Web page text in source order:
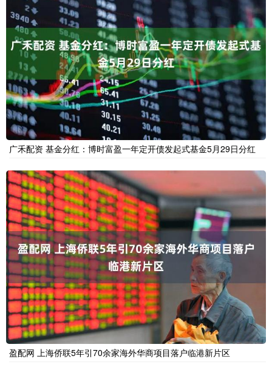
广禾配资 基金分红：博时富盈一年定开债发起式基金5月29日分红
盈配网 上海侨联5年引70余家海外华商项目落户临港新片区